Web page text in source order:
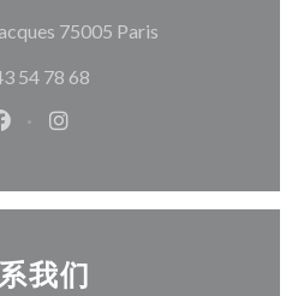
75005 Paris
54 78 68
Facebook ((在新窗口中打开))
Instagram ((在新窗口中
我们